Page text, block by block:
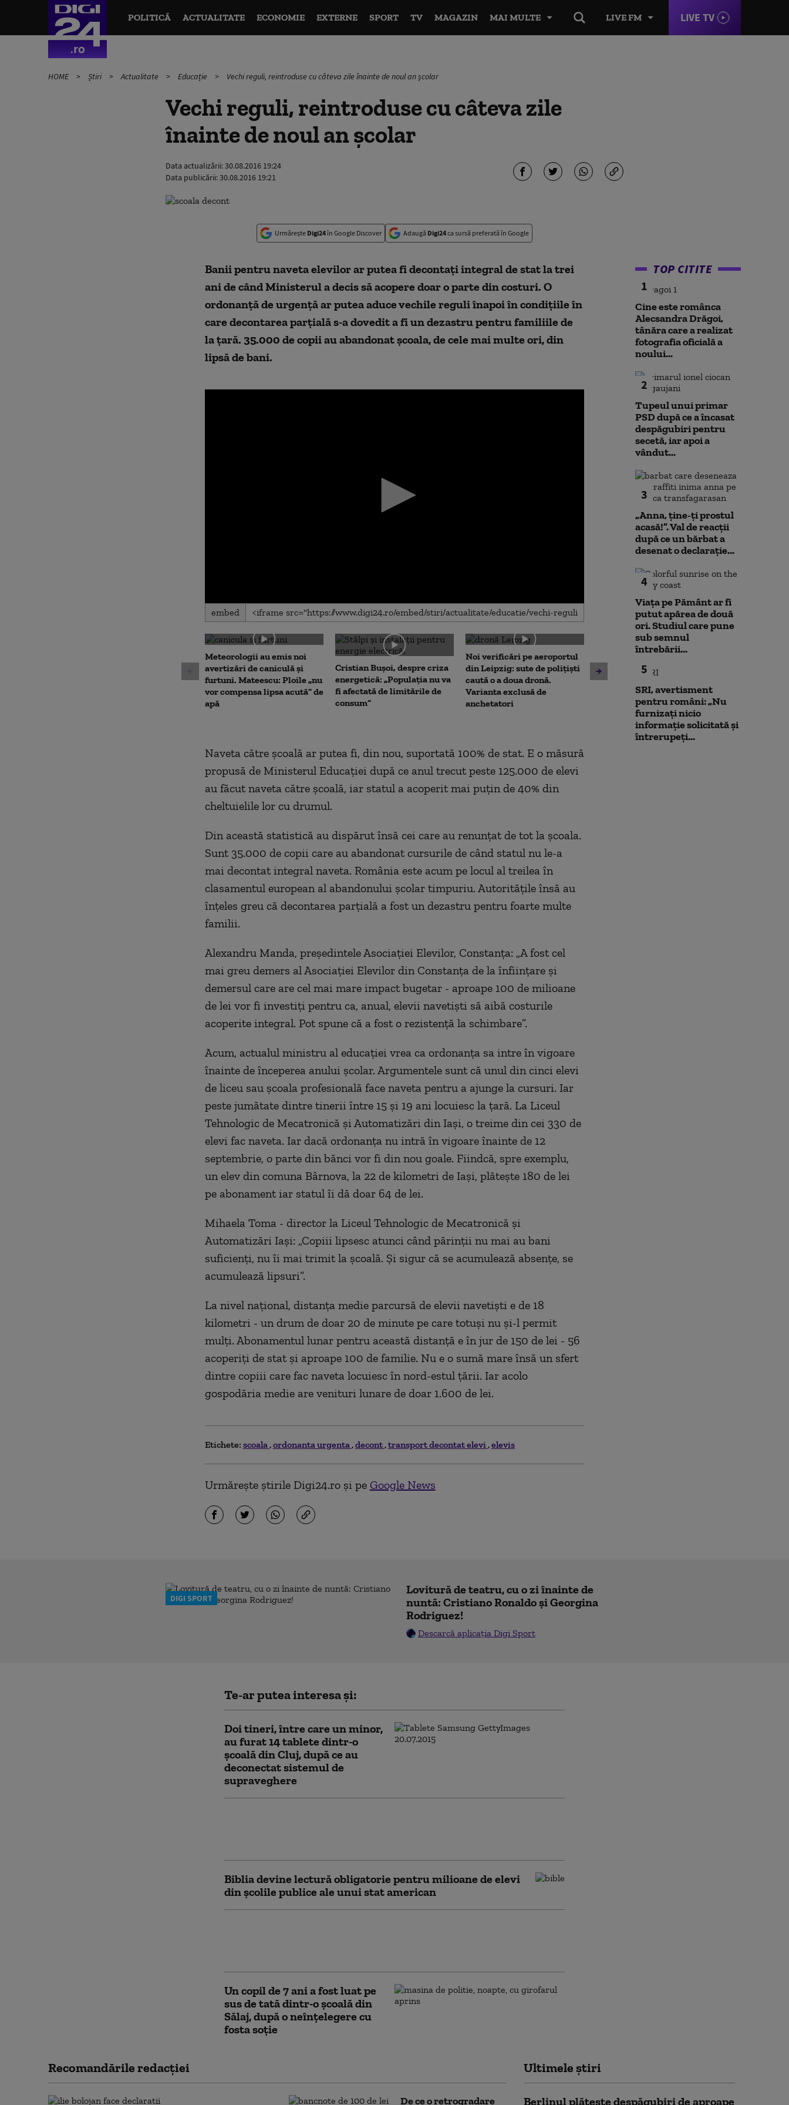
LIVE FM LIVE TV
POLITICĂ ACTUALITATE ECONOMIE EXTERNE SPORT TV MAGAZIN MAI MULTE
HOME Știri Actualitate Educație Vechi reguli, reintroduse cu câteva zile înainte de noul an şcolar
Vechi reguli, reintroduse cu câteva zile
înainte de noul an şcolar
Data actualizării:30.08.2016 19:24
Data publicării:30.08.2016 19:21
Urmărește Digi24în Google Discover Adaugă Digi24ca sursă preferată în Google
Banii pentru naveta elevilor ar putea fi decontaţi integral de stat la trei
ani de când Ministerul a decis să acopere doar o parte din costuri. O
ordonanţă de urgenţă ar putea aduce vechile reguli înapoi în condiţiile în
care decontarea parţială s-a dovedit a fi un dezastru pentru familiile de
la ţară. 35.000 de copii au abandonat şcoala, de cele mai multe ori, din
lipsă de bani.
0
seconds
0
secondsVolume
90%
embed
Meteorologii au emis noi
avertizări de caniculă și
furtuni. Mateescu: Ploile „nu
vor compensa lipsa acută” de
apă
Cristian Bușoi, despre criza
energetică: „Populația nu va
fi afectată de limitările de
consum”
Noi verificări pe aeroportul
din Leipzig: sute de polițiști
caută o a doua dronă.
Varianta exclusă de
anchetatori
Societatea de Transport
București și-a cerut
insolvența
financiare”
Naveta către şcoală ar putea fi, din nou, suportată 100% de stat. E o măsură
propusă de Ministerul Educaţiei după ce anul trecut peste 125.000 de elevi
au făcut naveta către şcoală, iar statul a acoperit mai puţin de 40% din
cheltuielile lor cu drumul.
Din această statistică au dispărut însă cei care au renunţat de tot la şcoala.
Sunt 35.000 de copii care au abandonat cursurile de când statul nu le-a
mai decontat integral naveta. România este acum pe locul al treilea în
clasamentul european al abandonului şcolar timpuriu. Autorităţile însă au
înţeles greu că decontarea parţială a fost un dezastru pentru foarte multe
familii.
Alexandru Manda, preşedintele Asociaţiei Elevilor, Constanţa: „A fost cel
mai greu demers al Asociaţiei Elevilor din Constanţa de la înfiinţare şi
demersul care are cel mai mare impact bugetar - aproape 100 de milioane
de lei vor fi investiţi pentru ca, anual, elevii navetişti să aibă costurile
acoperite integral. Pot spune că a fost o rezistenţă la schimbare”.
Acum, actualul ministru al educaţiei vrea ca ordonanţa sa intre în vigoare
înainte de începerea anului şcolar. Argumentele sunt că unul din cinci elevi
de liceu sau şcoala profesională face naveta pentru a ajunge la cursuri. Iar
peste jumătate dintre tinerii între 15 şi 19 ani locuiesc la ţară. La Liceul
Tehnologic de Mecatronică şi Automatizări din Iaşi, o treime din cei 330 de
elevi fac naveta. Iar dacă ordonanţa nu intră în vigoare înainte de 12
septembrie, o parte din bănci vor fi din nou goale. Fiindcă, spre exemplu,
un elev din comuna Bârnova, la 22 de kilometri de Iaşi, plăteşte 180 de lei
pe abonament iar statul îi dă doar 64 de lei.
Mihaela Toma - director la Liceul Tehnologic de Mecatronică şi
Automatizări Iaşi: „Copiii lipsesc atunci când părinţii nu mai au bani
suficienţi, nu îi mai trimit la şcoală. Şi sigur că se acumulează absenţe, se
acumulează lipsuri”.
La nivel naţional, distanţa medie parcursă de elevii navetişti e de 18
kilometri - un drum de doar 20 de minute pe care totuşi nu şi-l permit
mulţi. Abonamentul lunar pentru această distanţă e în jur de 150 de lei - 56
acoperiţi de stat şi aproape 100 de familie. Nu e o sumă mare însă un sfert
dintre copiii care fac naveta locuiesc în nord-estul ţării. Iar acolo
gospodăria medie are venituri lunare de doar 1.600 de lei.
Etichete: scoala ordonanta urgenta decont transport decontat elevi elevis
Urmărește știrile Digi24.ro și pe Google News
TOP CITITE
1
Cine este românca
Alecsandra Drăgoi,
tânăra care a realizat
fotografia oficială a
noului...
2
Tupeul unui primar
PSD după ce a încasat
despăgubiri pentru
secetă, iar apoi a
vândut...
3
„Anna, ţine-ţi prostul
acasă!”. Val de reacții
după ce un bărbat a
desenat o declarație...
4
Viața pe Pământ ar fi
putut apărea de două
ori. Studiul care pune
sub semnul
întrebării...
5
SRI, avertisment
pentru români: „Nu
furnizați nicio
informație solicitată și
întrerupeți...
DIGI SPORT
Lovitură de teatru, cu o zi înainte de
nuntă: Cristiano Ronaldo și Georgina
Rodriguez!
Descarcă aplicația Digi Sport
Te-ar putea interesa și:
Doi tineri, între care un minor,
au furat 14 tablete dintr-o
şcoală din Cluj, după ce au
deconectat sistemul de
supraveghere
Biblia devine lectură obligatorie pentru milioane de elevi
din școlile publice ale unui stat american
Un copil de 7 ani a fost luat pe
sus de tată dintr-o școală din
Sălaj, după o neînțelegere cu
fosta soție
Recomandările redacţiei
De ce o retrogradare
Ultimele știri
Berlinul plăteşte despăgubiri de aproape